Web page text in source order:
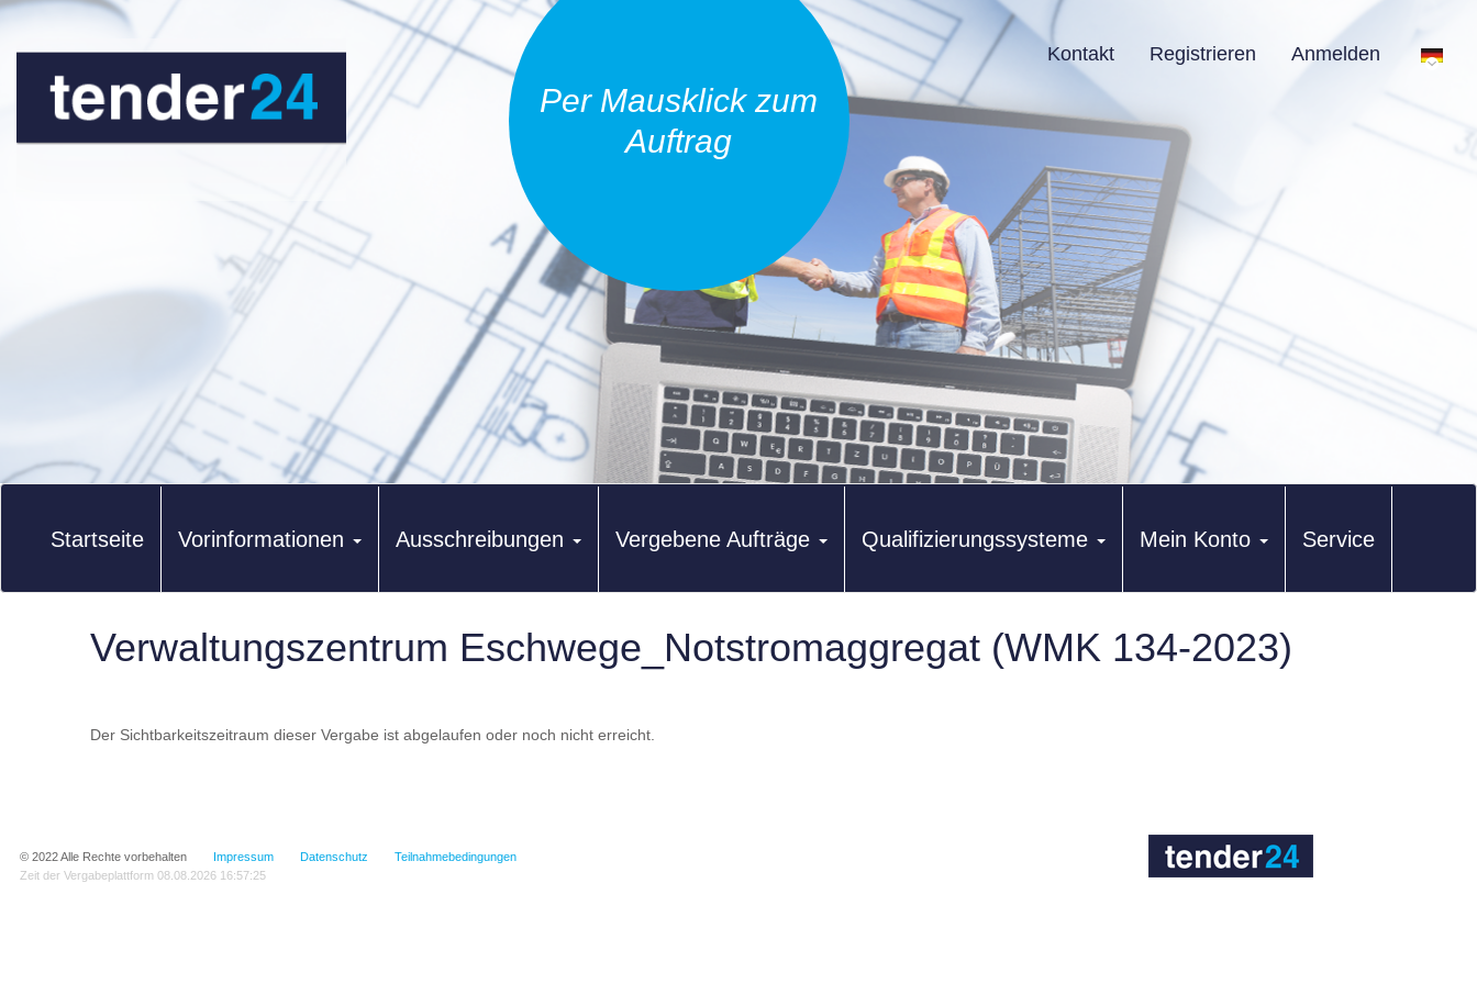
Per Mausklick zum
Auftrag
Kontakt Registrieren Anmelden
Startseite Vorinformationen Ausschreibungen Vergebene Aufträge Qualifizierungssysteme Mein Konto Service
Verwaltungszentrum Eschwege_Notstromaggregat (WMK 134-2023)
Der Sichtbarkeitszeitraum dieser Vergabe ist abgelaufen oder noch nicht erreicht.
© 2022Alle Rechte vorbehalten Impressum Datenschutz
Teilnahmebedingungen
Zeit der Vergabeplattform 08.08.2026 16:57:25